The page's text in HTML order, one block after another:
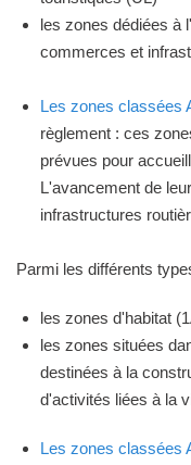
les zones dédiées à
commerces et
Les zones classées
règlement : ces
prévues pour
L'avancement de
infrastructures
Parmi les différents
les zones d'habitat
les zones situées
destinées à la
d'activités liées à la
Les zones classées